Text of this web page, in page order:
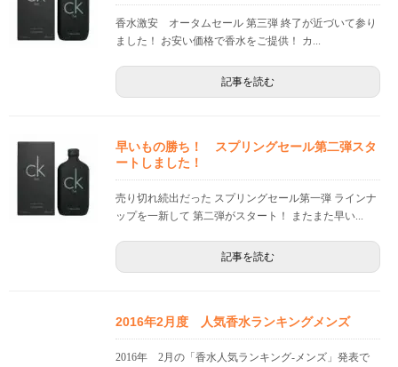
香水激安 オータムセール 第三弾 終了が近づいて参り
ました！ お安い価格で香水をご提供！ カ...
記事を読む
早いもの勝ち！ スプリングセール第二弾スタ
ートしました！
売り切れ続出だった スプリングセール第一弾 ラインナ
ップを一新して 第二弾がスタート！ またまた早い...
記事を読む
2016年2月度 人気香水ランキングメンズ
2016年 2月の「香水人気ランキング-メンズ」発表で